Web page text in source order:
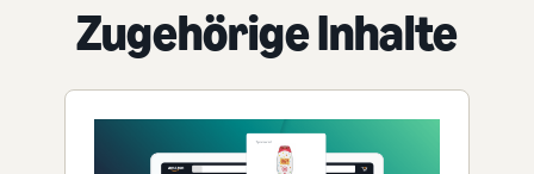
Zugehörige Inhalte